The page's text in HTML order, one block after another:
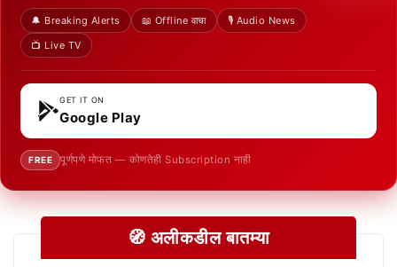
🔔 Breaking Alerts 📖 Offline वाचा
🎙️ Audio News
📺 Live TV
GET IT ON
Google Play
FREE पूर्णपणे मोफत — कोणतेही Subscription नाही
🧭 अलीकडील बातम्या